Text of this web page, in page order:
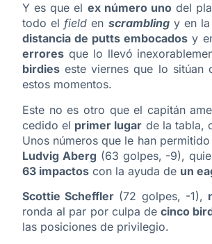
Y es que el ex número unodel
todo el field en scramblingy en la
distancia de putts embocados y
errores que lo llevó
birdies este viernes que lo sitúan
estos momentos.
Este no es otro que el capitán
cedido el primer lugar de la tabla,
Unos números que le han
Ludvig Aberg (63 golpes, -9),
63 impactos con la ayuda de un
Scottie Scheffler (72 golpes, -1),
ronda al par por culpa decinco
las posiciones de privilegio.